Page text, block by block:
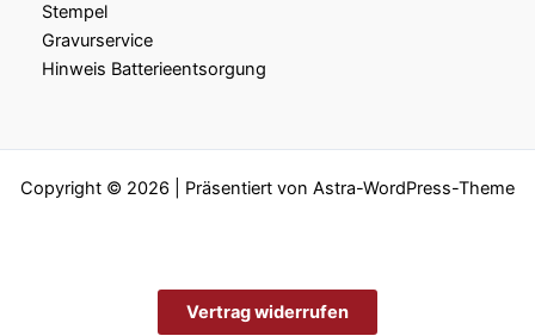
Stempel
Gravurservice
Hinweis Batterieentsorgung
Copyright © 2026 | Präsentiert von Astra-WordPress-Theme
Vertrag widerrufen